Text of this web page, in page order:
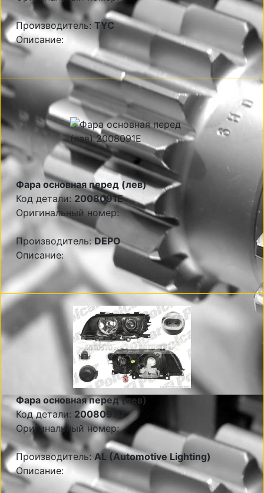
Производитель: TYC
Описание:
Фара основная перед (лев)
Код детали: 2008091E
Оригинальный номер:
Производитель:DEPO
Описание:
Фара основная перед (лев)
Код детали: 2008091U
Оригинальный номер:
Производитель: AL (Automotive Lighting)
Описание: